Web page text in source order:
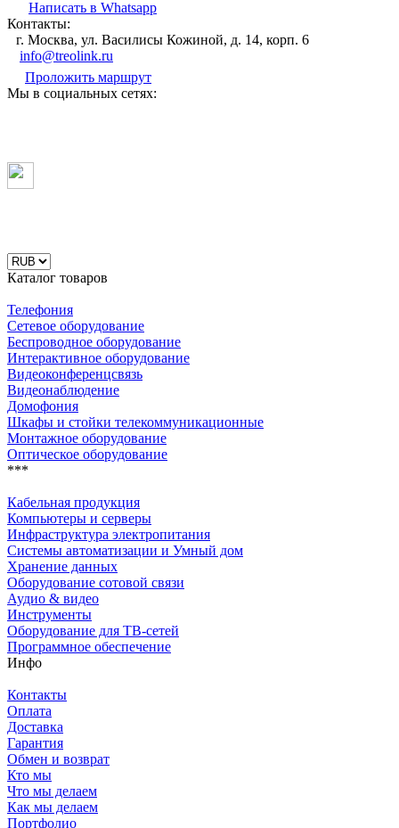
Написать в Whatsapp
Контакты:
г. Москва, ул. Василисы Кожиной, д. 14, корп. 6
info@treolink.ru
Проложить маршрут
Мы в социальных сетях:
Каталог товаров
Телефония
Сетевое оборудование
Беспроводное оборудование
Интерактивное оборудование
Видеоконференцсвязь
Видеонаблюдение
Домофония
Шкафы и стойки телекоммуникационные
Монтажное оборудование
Оптическое оборудование
***
Кабельная продукция
Компьютеры и серверы
Инфраструктура электропитания
Системы автоматизации и Умный дом
Хранение данных
Оборудование сотовой связи
Аудио & видео
Инструменты
Оборудование для ТВ-сетей
Программное обеспечение
Инфо
Контакты
Оплата
Доставка
Гарантия
Обмен и возврат
Кто мы
Что мы делаем
Как мы делаем
Портфолио